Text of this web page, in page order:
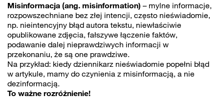
Misinformacja (ang. misinformation) – mylne informacje,
rozpowszechniane bez złej intencji, często nieświadomie,
np. nieintencyjny błąd autora tekstu, niewłaściwie
opublikowane zdjęcia, fałszywe łączenie faktów,
podawanie dalej nieprawdziwych informacji w
przekonaniu, że są one prawdziwe.
Na przykład: kiedy dziennikarz nieświadomie popełni błąd
w artykule, mamy do czynienia z misinformacją, a nie
dezinformacją.
To ważne rozróżnienie!